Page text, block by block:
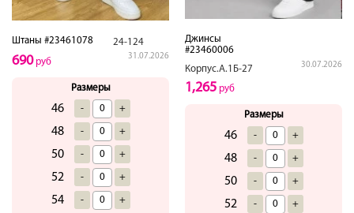
Штаны #23461078 24-124
31.07.2026
690руб
Размеры
46 - +
48 - +
50 - +
52 - +
54 - +
Джинсы
#23460006
Корпус.А.1Б-27
30.07.2026
1,265 руб
Размеры
46 - +
48 - +
50 - +
52 - +